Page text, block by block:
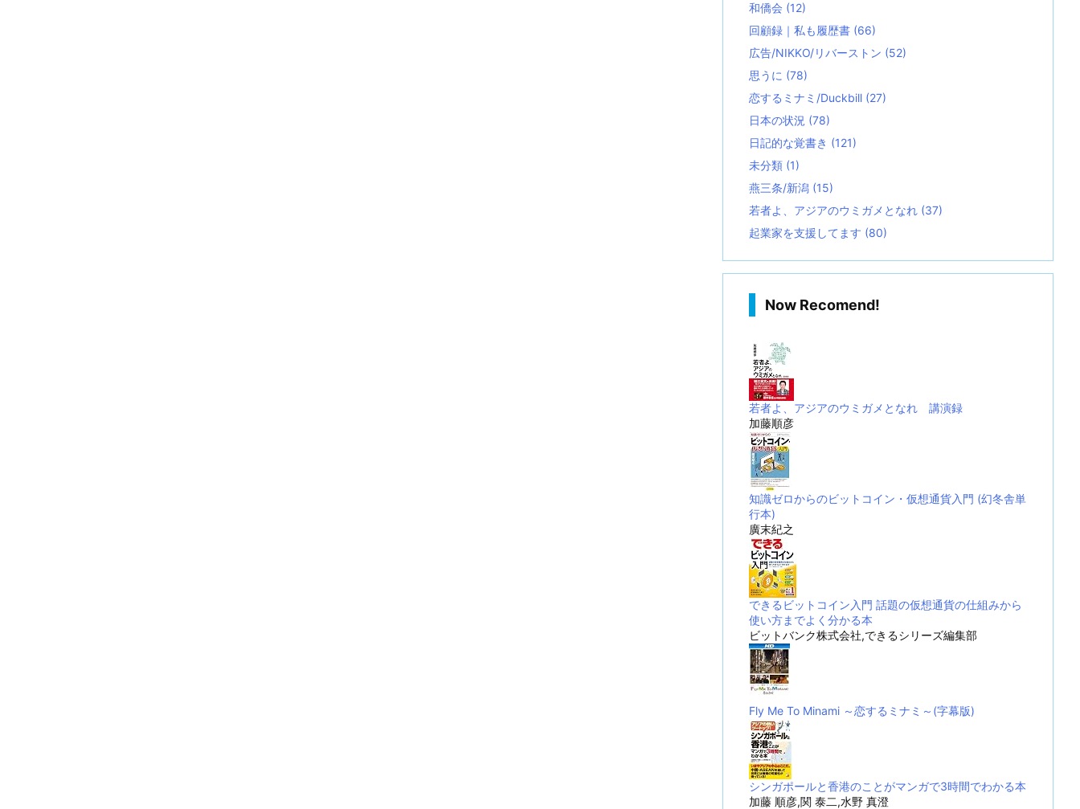
和僑会 (12)
回顧録｜私も履歴書 (66)
広告/NIKKO/リバーストン (52)
思うに (78)
恋するミナミ/Duckbill (27)
日本の状況 (78)
日記的な覚書き (121)
未分類 (1)
燕三条/新潟 (15)
若者よ、アジアのウミガメとなれ (37)
起業家を支援してます (80)
Now Recomend!
若者よ、アジアのウミガメとなれ 講演録
加藤順彦
知識ゼロからのビットコイン・仮想通貨入門 (幻冬舎単
行本)
廣末紀之
できるビットコイン入門 話題の仮想通貨の仕組みから
使い方までよく分かる本
ビットバンク株式会社,できるシリーズ編集部
Fly Me To Minami ～恋するミナミ～(字幕版)
シンガポールと香港のことがマンガで3時間でわかる本
加藤 順彦,関 泰二,水野 真澄